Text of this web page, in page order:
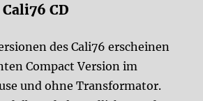
CD
des Cali76 erscheinen
Compact Version im
und ohne Transformator.